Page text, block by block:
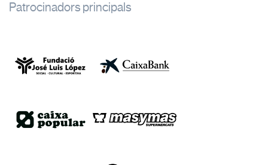
Patrocinadors principals